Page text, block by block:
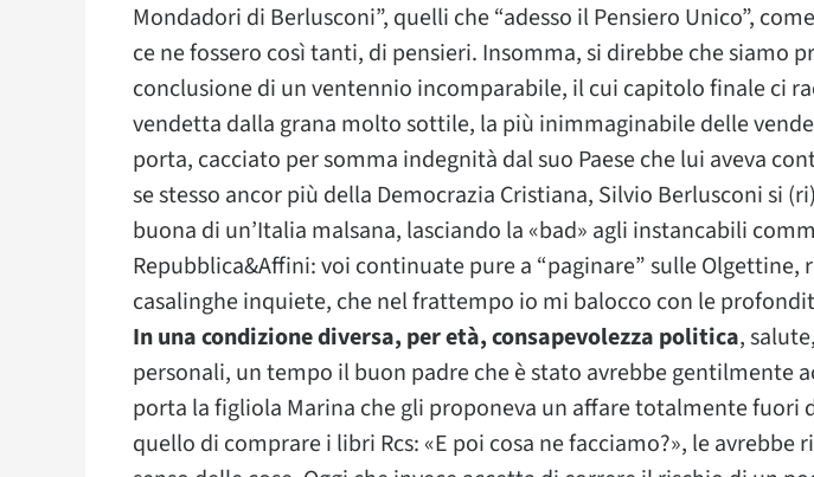
Mondadori di Berlusconi”, quelli che “adesso il Pensiero Unico”,
ce ne fossero così tanti, di pensieri. Insomma, si direbbe che siamo
conclusione di un ventennio incomparabile, il cui capitolo finale ci
vendetta dalla grana molto sottile, la più inimmaginabile delle
porta, cacciato per somma indegnità dal suo Paese che lui aveva
se stesso ancor più della Democrazia Cristiana, Silvio Berlusconi si
buona di un’Italia malsana, lasciando la «bad» agli instancabili
Repubblica&Affini: voi continuate pure a “paginare” sulle Olgettine,
casalinghe inquiete, che nel frattempo io mi balocco con le
In una condizione diversa, per età, consapevolezza politica,
personali, un tempo il buon padre che è stato avrebbe gentilmente
porta la figliola Marina che gli proponeva un affare totalmente fuori
quello di comprare i libri Rcs: «E poi cosa ne facciamo?», le avrebbe